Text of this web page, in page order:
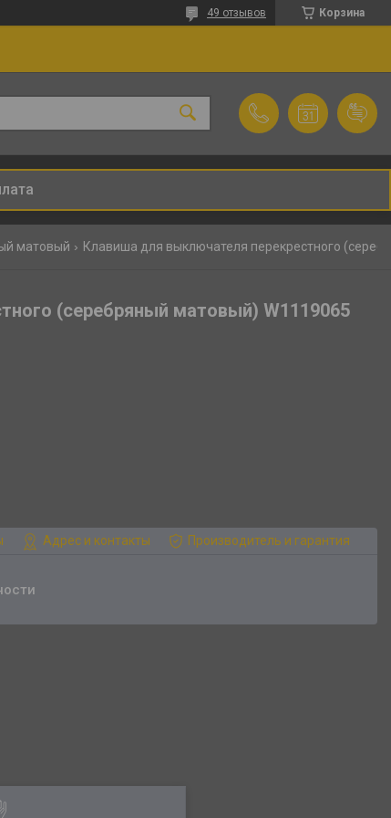
Корзина
49 отзывов
матовый
(серебряный матовый) W1119065
Адрес и контакты Производитель и гарантия